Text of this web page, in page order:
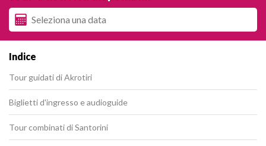
Indice
Tour guidati di Akrotiri
Biglietti d'ingresso e audioguide
Tour combinati di Santorini